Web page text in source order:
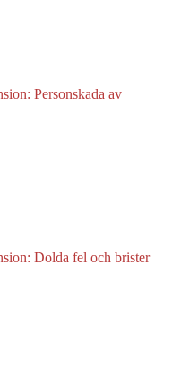
Personskada av
Dolda fel och brister